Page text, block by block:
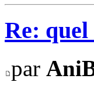
Re:
par